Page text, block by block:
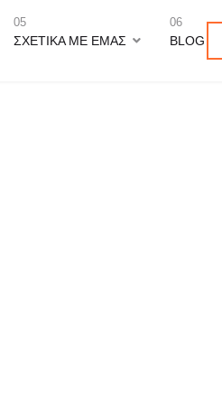
ΣΧΕΤΙΚΆ ΜΕ ΕΜΆΣ
05
BLOG
06